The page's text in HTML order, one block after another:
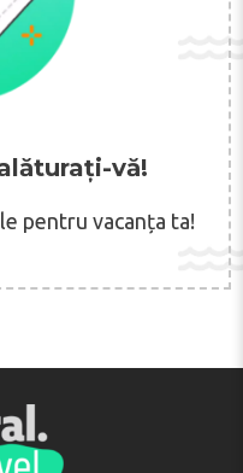
vă!
pentru vacanța ta!